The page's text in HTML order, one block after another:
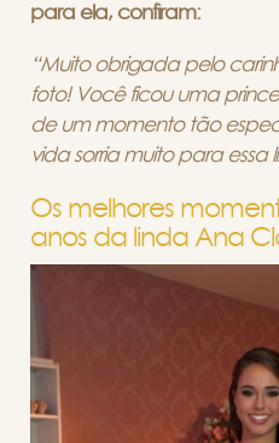
para ela, confiram:
“Muito obrigada pelo
foto! Você ficou uma
de um momento tão
vida sorria muito para essa
Os melhores
anos da linda Ana